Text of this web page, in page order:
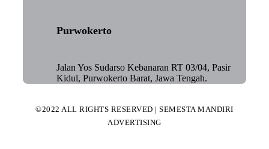
Purwokerto
Jalan Yos Sudarso Kebanaran RT 03/04, Pasir
Kidul, Purwokerto Barat, Jawa Tengah.
©2022 ALL RIGHTS RESERVED | SEMESTA MANDIRI
ADVERTISING